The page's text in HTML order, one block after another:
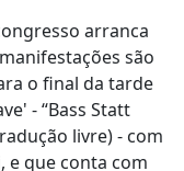
arranca
são
o final da tarde
- “Bass Statt
livre) - com
e que conta com